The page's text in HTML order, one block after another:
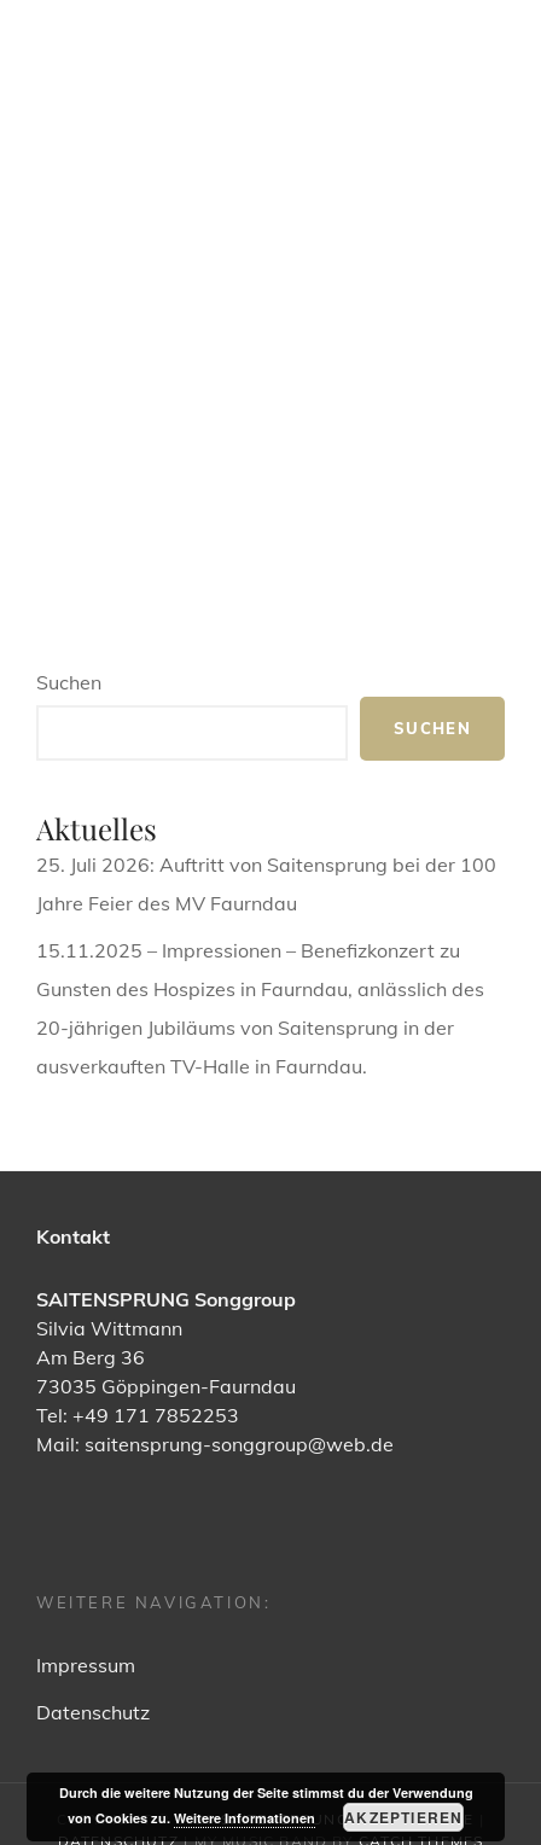
Suchen
SUCHEN
Aktuelles
25. Juli 2026: Auftritt von Saitensprung bei der 100
Jahre Feier des MV Faurndau
15.11.2025 – Impressionen – Benefizkonzert zu
Gunsten des Hospizes in Faurndau, anlässlich des
20-jährigen Jubiläums von Saitensprung in der
ausverkauften TV-Halle in Faurndau.
Kontakt
SAITENSPRUNG Songgroup
Silvia Wittmann
Am Berg 36
73035 Göppingen-Faurndau
Tel: +49 171 7852253
Mail: saitensprung-songgroup@web.de
WEITERE NAVIGATION:
Impressum
Datenschutz
COPYRIGHT © 2026SAITENSPRUNG MUSIC & MORE
DATENSCHUTZ|MY MUSIC BAND BYCATCH THEMES
Durch die weitere Nutzung der Seite stimmst du der Verwendung
von Cookies zu.Weitere Informationen AKZEPTIEREN